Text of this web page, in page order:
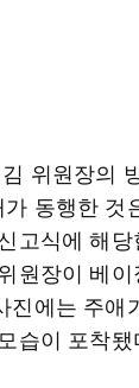
위원장의
동행한 것
고식에 해
원장이 베
진에는 주애
습이 포착됐